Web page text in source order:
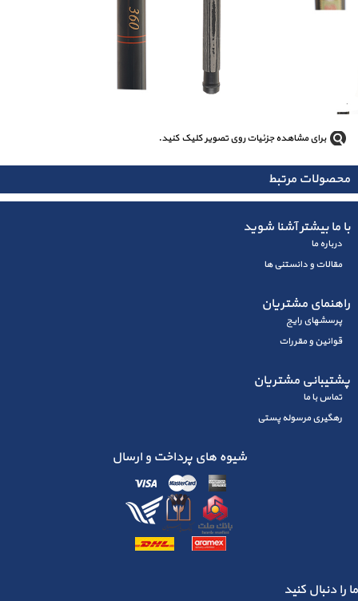
برای مشاهده جزئیات روی تصویر کلیک کنید.
محصولات مرتبط
با ما بیشتر آشنا شوید
درباره ما
مقالات و دانستنی ها
راهنمای مشتریان
پرسشهای رايج
قوانین و مقررات
پشتیبانی مشتریان
تماس با ما
رهگیری مرسوله پستی
شیوه های پرداخت و ارسال
ما را دنبال کنید